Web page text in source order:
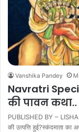
Vanshika Pandey
Navratri
की पावन कथा..
PUBLISHED BY –
की उत्पत्ति हुई?स्कंदमाता का